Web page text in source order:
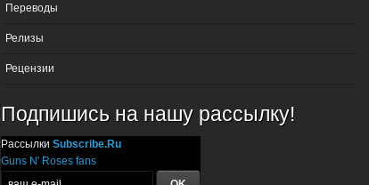
Переводы
Релизы
Рецензии
Подпишись на нашу рассылку!
Рассылки Subscribe.Ru
Guns N' Roses fans